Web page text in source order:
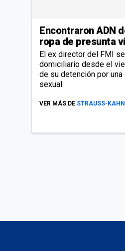
Encontraron ADN
ropa de presunta
El ex director del FMI
domiciliario desde el
de su detención por
sexual.
VER MÁS DE STRAUSS-KAHN